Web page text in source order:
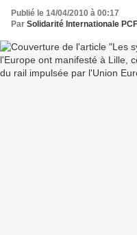
Européenne
Publié le 14/04/2010 à 00:17
Par Solidarité Internationale PCF